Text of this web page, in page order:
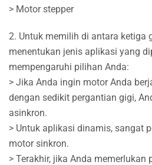
> Motor stepper
2. Untuk memilih di antara ketiga
menentukan jenis aplikasi yang
mempengaruhi pilihan Anda:
> Jika Anda ingin motor Anda
dengan sedikit pergantian gigi,
asinkron.
> Untuk aplikasi dinamis, sangat
motor sinkron.
> Terakhir, jika Anda memerlukan